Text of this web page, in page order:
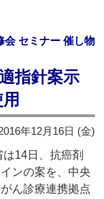
会 セミナー 催し物
指針案示
年12月16日 (金)
14日、抗癌剤
ンの案を、中央
ん診療連携拠点